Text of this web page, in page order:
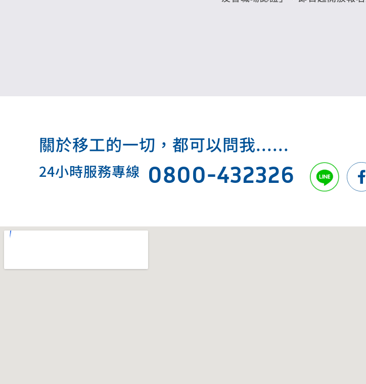
關於移工的一切，都可以問我......
24小時服務專線 0800-432326